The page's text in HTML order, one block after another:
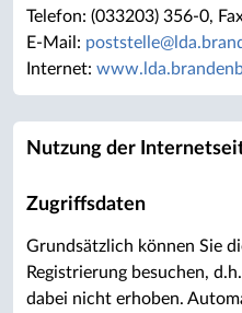
Telefon: (033203) 356-0,
E-Mail: poststelle@
Internet:
Nutzung der
Zugriffsdaten
Grundsätzlich können Sie
Registrierung besuchen,
dabei nicht erhoben.